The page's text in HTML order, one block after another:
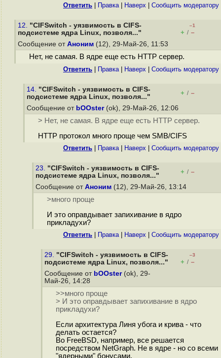
Ответить Правка| Наверх Cообщить модератору
12. "CIFSwitch - уязвимость в CIFS-
подсистеме ядра Linux, позволя..."
–1
+ / –
Сообщение от Аноним (12), 29-Май-26, 11:53
Нет, не самая. В ядре еще есть HTTP сервер.
Ответить Правка| Наверх Cообщить модератору
14. "CIFSwitch - уязвимость в CIFS-
подсистеме ядра Linux, позволя..."
+ / –
Сообщение от bOOster(ok), 29-Май-26, 12:06
> Нет, не самая. В ядре еще есть HTTP сервер.
HTTP протокол много проще чем SMB/CIFS
Ответить Правка| Наверх Cообщить модератору
23. "CIFSwitch - уязвимость в CIFS-
подсистеме ядра Linux, позволя..."
+ / –
Сообщение от Аноним (12), 29-Май-26, 13:14
>много проще
И это оправдывает запихивание в ядро
прикладухи?
Ответить Правка| Наверх Cообщить модератору
29. "CIFSwitch - уязвимость в CIFS-
подсистеме ядра Linux, позволя..."
–3
+ / –
Сообщение от bOOster(ok), 29-
Май-26, 14:28
>>много проще
> И это оправдывает запихивание в ядро
прикладухи?
Если архитектура Линя убога и крива - что
делать остается?
Во FreeBSD, например, все решается
посредством NetGraph. Не в ядре - но со всеми
"ядерными" бонусами.